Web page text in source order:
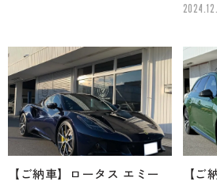
【ご納車】ロータス エミー
【ご